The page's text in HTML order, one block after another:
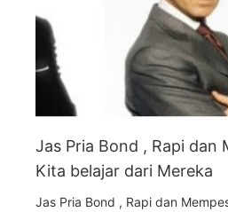
Jas Pria Bond , Rapi dan
Kita belajar dari Mereka
Jas Pria Bond , Rapi dan